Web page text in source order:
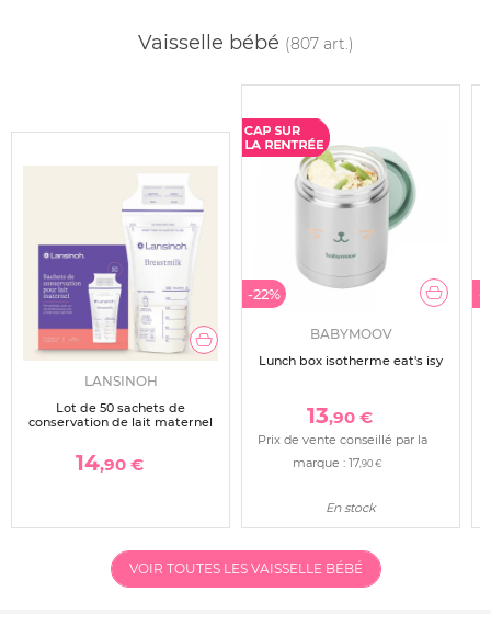
Vaisselle bébé (807 art.)
LANSINOH
Lot de 50 sachets de
conservation de lait maternel
14,90 €
-22%
BABYMOOV
Lunch box isotherme eat's isy
13,90 €
Prix de vente conseillé par la
marque : 17,90 €
En stock
-
VOIR TOUTES LES VAISSELLE BÉBÉ